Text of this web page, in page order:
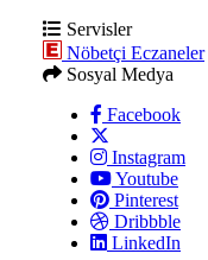
Servisler
Nöbetçi Eczaneler
Sosyal Medya
Facebook
Instagram
Youtube
Pinterest
Dribbble
LinkedIn